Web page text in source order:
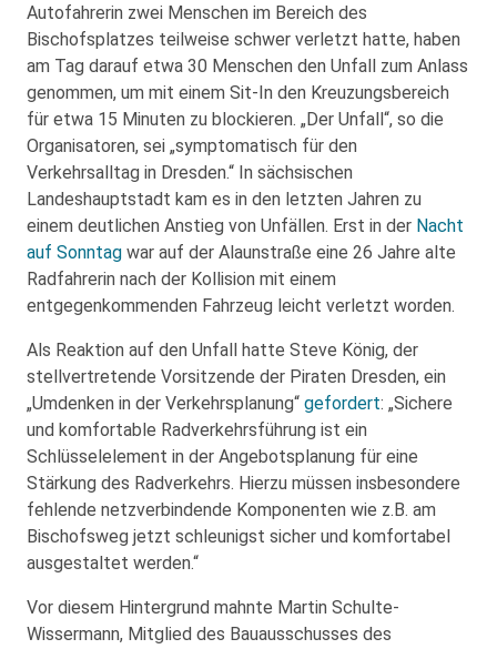
Autofahrerin zwei Menschen im Bereich des
Bischofsplatzes teilweise schwer verletzt hatte, haben
am Tag darauf etwa 30 Menschen den Unfall zum Anlass
genommen, um mit einem Sit-In den Kreuzungsbereich
für etwa 15 Minuten zu blockieren. „Der Unfall“, so die
Organisatoren, sei „symptomatisch für den
Verkehrsalltag in Dresden.“ In sächsischen
Landeshauptstadt kam es in den letzten Jahren zu
einem deutlichen Anstieg von Unfällen. Erst in der Nacht
auf Sonntag war auf der Alaunstraße eine 26 Jahre alte
Radfahrerin nach der Kollision mit einem
entgegenkommenden Fahrzeug leicht verletzt worden.
Als Reaktion auf den Unfall hatte Steve König, der
stellvertretende Vorsitzende der Piraten Dresden, ein
„Umdenken in der Verkehrsplanung“ gefordert: „Sichere
und komfortable Radverkehrsführung ist ein
Schlüsselelement in der Angebotsplanung für eine
Stärkung des Radverkehrs. Hierzu müssen insbesondere
fehlende netzverbindende Komponenten wie z.B. am
Bischofsweg jetzt schleunigst sicher und komfortabel
ausgestaltet werden.“
Vor diesem Hintergrund mahnte Martin Schulte-
Wissermann, Mitglied des Bauausschusses des